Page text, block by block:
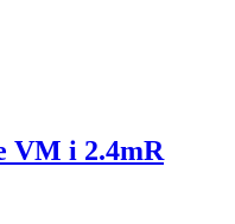
VM i 2.4mR